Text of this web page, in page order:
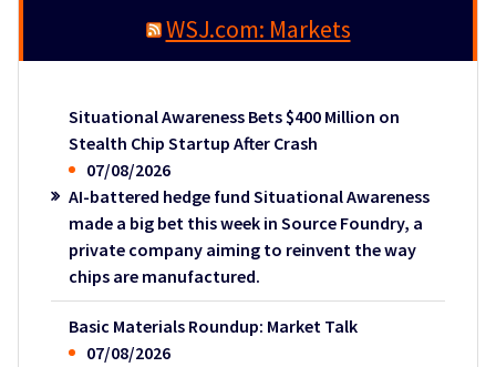
WSJ.com: Markets
Situational Awareness Bets $400 Million on
Stealth Chip Startup After Crash
07/08/2026
AI-battered hedge fund Situational Awareness
made a big bet this week in Source Foundry, a
private company aiming to reinvent the way
chips are manufactured.
Basic Materials Roundup: Market Talk
07/08/2026